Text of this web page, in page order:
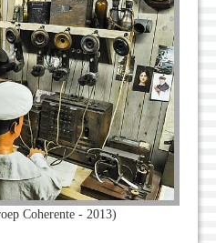
Coherente - 2013)